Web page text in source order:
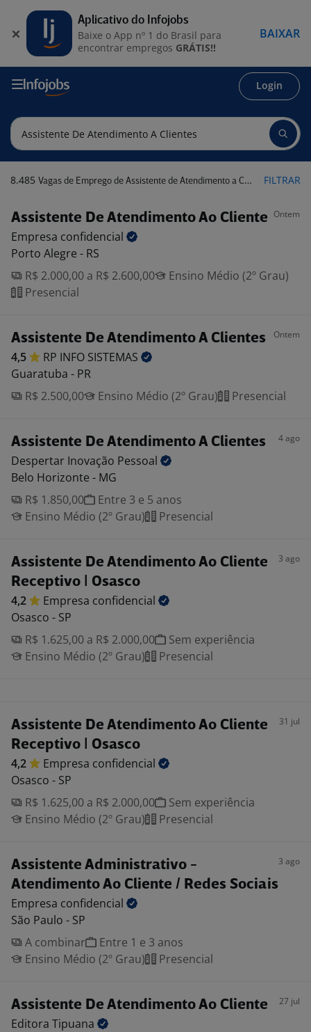
Login
8.485 Vagas de Emprego de Assistente de Atendimento a Clientes FILTRAR
Assistente De Atendimento Ao Cliente Ontem
Empresa confidencial
Porto Alegre - RS
R$ 2.000,00 a R$ 2.600,00
Ensino Médio (2º Grau)
Presencial
Assistente De Atendimento A Clientes Ontem
4,5 RP INFO SISTEMAS
Guaratuba - PR
R$ 2.500,00
Ensino Médio (2º Grau) Presencial
Assistente De Atendimento A Clientes 4 ago
Despertar Inovação Pessoal
Belo Horizonte - MG
R$ 1.850,00
Entre 3 e 5 anos
Ensino Médio (2º Grau)
Presencial
Assistente De Atendimento Ao Cliente
Receptivo | Osasco
3 ago
4,2 Empresa confidencial
Osasco - SP
R$ 1.625,00 a R$ 2.000,00
Sem experiência
Ensino Médio (2º Grau)
Presencial
Assistente De Atendimento Ao Cliente
Receptivo | Osasco
31 jul
4,2 Empresa confidencial
Osasco - SP
R$ 1.625,00 a R$ 2.000,00
Sem experiência
Ensino Médio (2º Grau)
Presencial
Assistente Administrativo -
Atendimento Ao Cliente / Redes Sociais
3 ago
Empresa confidencial
São Paulo - SP
A combinar
Entre 1 e 3 anos
Ensino Médio (2º Grau)
Presencial
Assistente De Atendimento Ao Cliente 27 jul
Editora Tipuana
Aplicativo do Infojobs
Baixe o App nº 1 do Brasil para
encontrar empregos GRÁTIS!!
BAIXAR